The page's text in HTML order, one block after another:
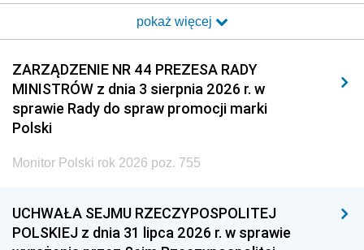
2017 2016 2015
2014 2013 2012
2011 2010 2009
2008 2007 2006
2005
1996 1995 1994
1993 1992 1991
pokaż więcej
ZARZĄDZENIE NR 44 PREZESA RADY
MINISTRÓW z dnia 3 sierpnia 2026 r. w
sprawie Rady do spraw promocji marki
Polski
Monitor Polski rok 2026 poz. 755
UCHWAŁA SEJMU RZECZYPOSPOLITEJ
POLSKIEJ z dnia 31 lipca 2026 r. w sprawie